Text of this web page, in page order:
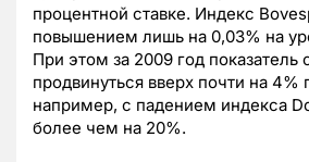
процентной ставке. Индекс
повышением лишь на 0,03% на
При этом за 2009 год показатель
продвинуться вверх почти на
например, с падением индекса
более чем на 20%.